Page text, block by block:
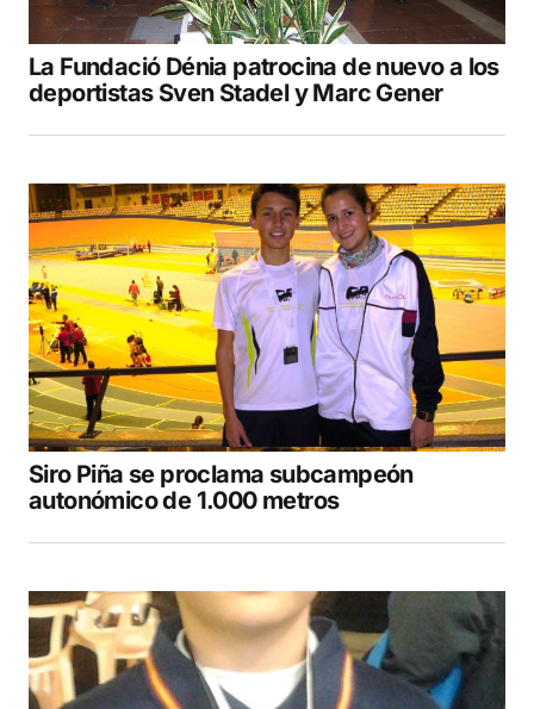
La Fundació Dénia patrocina de nuevo a los
deportistas Sven Stadel y Marc Gener
Siro Piña se proclama subcampeón
autonómico de 1.000 metros